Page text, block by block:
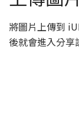
將圖片上傳到
後就會進入分享